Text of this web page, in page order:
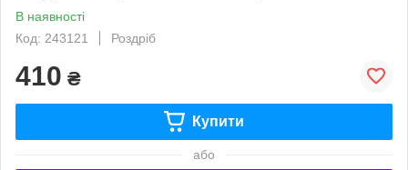
В наявності
Код: 243121
Роздріб
410 ₴
Купити
або